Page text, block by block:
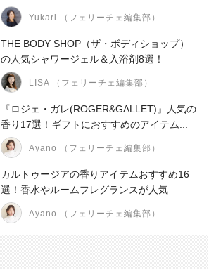
Yukari （フェリーチェ編集部）
THE BODY SHOP（ザ・ボディショップ）
の人気シャワージェル＆入浴剤8選！
LISA （フェリーチェ編集部）
『ロジェ・ガレ(ROGER&GALLET)』人気の
香り17選！ギフトにおすすめのアイテム...
Ayano （フェリーチェ編集部）
カルトゥージアの香りアイテムおすすめ16
選！香水やルームフレグランスが人気
Ayano （フェリーチェ編集部）